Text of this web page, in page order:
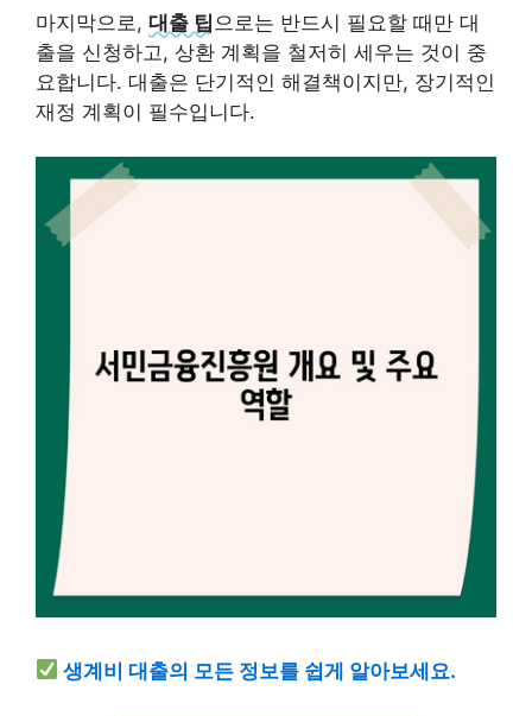
마지막으로, 대출 팁 으로는 반드시 필요할 때만 대
출을 신청하고, 상환 계획을 철저히 세우는 것이 중
요합니다. 대출은 단기적인 해결책이지만, 장기적인
재정 계획이 필수입니다.
생계비 대출의 모든 정보를 쉽게 알아보세요.